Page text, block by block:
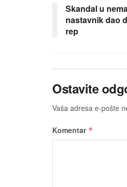
Skandal u
nastavnik dao
rep
Ostavite
Vaša adresa e-pošte
Komentar *